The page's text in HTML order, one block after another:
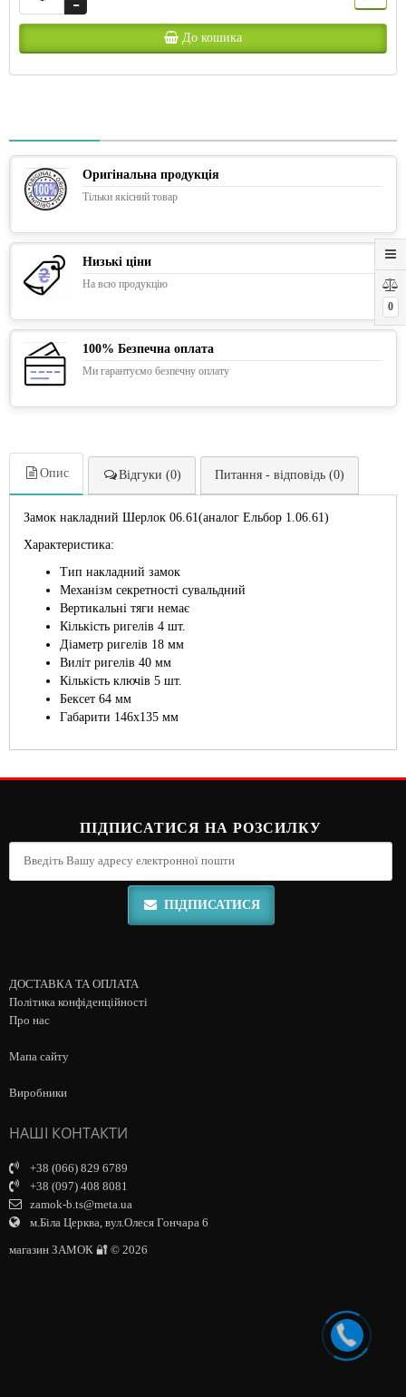
0
До кошика
Оригінальна продукція
Тільки якісний товар
Низькі ціни
На всю продукцію
100% Безпечна оплата
Ми гарантуємо безпечну оплату
Опис Відгуки (0) Питання - відповідь (0)
Замок накладний Шерлок 06.61(аналог Ельбор 1.06.61)
Характеристика:
Тип накладний замок
Механізм секретності сувальдний
Вертикальні тяги немає
Кількість ригелів 4 шт.
Діаметр ригелів 18 мм
Виліт ригелів 40 мм
Кількість ключів 5 шт.
Бексет 64 мм
Габарити 146x135 мм
ПІДПИСАТИСЯ НА РОЗСИЛКУ
ПІДПИСАТИСЯ
ДОСТАВКА ТА ОПЛАТА
Політика конфіденційності
Про нас
Мапа сайту
Виробники
НАШІ КОНТАКТИ
+38 (066) 829 6789
+38 (097) 408 8081
zamok-b.ts@meta.ua
м.Біла Церква, вул.Олеся Гончара 6
магазин ЗАМОК 🔐 © 2026